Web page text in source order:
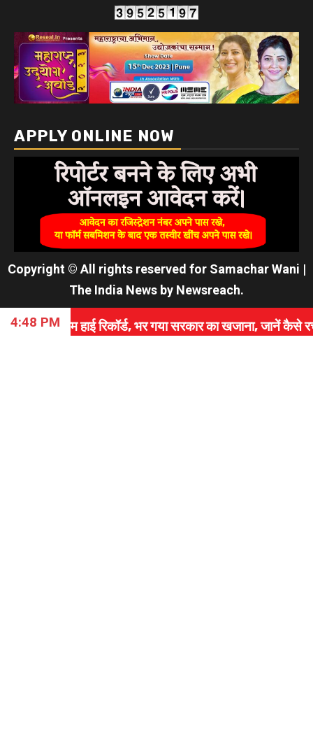
APPLY ONLINE NOW
Copyright © All rights reserved for Samachar Wani |
The India News by Newsreach.
4:48 PM
रिकॉर्ड, भर गया सरकार का खजाना, जानें कैसे रचा इतिहास।